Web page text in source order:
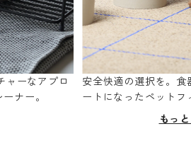
ャーなアプロ
ナー。
安全快適の選択を。食
ートになったペットフ
もっ